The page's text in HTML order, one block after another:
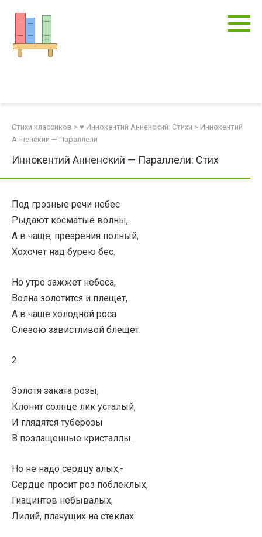
контенту
Стихи классиков > ♥ Иннокентий Анненский: Стихи > Иннокентий
Анненский — Параллели
Иннокентий Анненский — Параллели: Стих
Под грозные речи небес
Рыдают косматые волны,
А в чаще, презрения полный,
Хохочет над бурею бес.
Но утро зажжет небеса,
Волна золотится и плещет,
А в чаще холодной роса
Слезою завистливой блещет.
2
Золотя заката розы,
Клонит солнце лик усталый,
И глядятся туберозы
В позлащенные кристаллы.
Но не надо сердцу алых,-
Сердце просит роз поблеклых,
Гиацинтов небывалых,
Лилий, плачущих на стеклах.